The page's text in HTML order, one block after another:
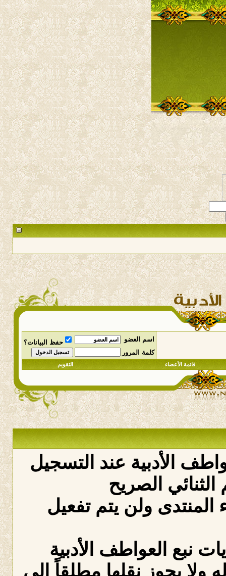
اسم العضو
حفظ البيانات؟
كلمة المرور
قائمة الأعضاء التقويم
الأدبية عند التسجيل
الصريح
ولن يتم تفعيل
نبع العواطف الأدبية
ولا يجوز نقلها مطلقاً الى